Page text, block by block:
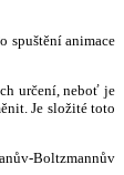
spuštění animace
určení, neboť je
Je složité toto
Boltzmannův